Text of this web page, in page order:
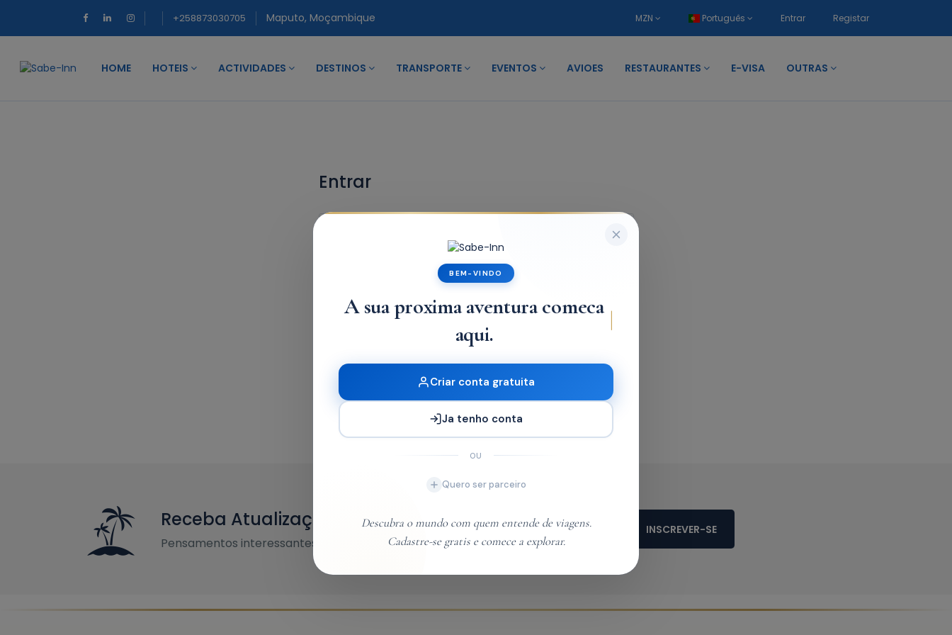
+258873030705 Maputo, Moçambique MZN Português Entrar Registar
HOME HOTEIS ACTIVIDADES DESTINOS TRANSPORTE EVENTOS AVIOES RESTAURANTES E-VISA OUTRAS
Entrar
Lembrar-me Forgot Password?
Entrar
Do not have an account?Registar
Receba Atualizações
Pensamentos interessantes no seu email
INSCREVER-SE
BEM-VINDO
A sua proxima aventura comeca
aqui.
|
Criar conta gratuita
Ja tenho conta
OU
Quero ser parceiro
Descubra o mundo com quem entende de viagens.
Cadastre-se gratis e comece a explorar.